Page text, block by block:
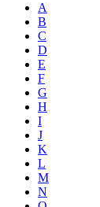
A
B
C
D
E
F
G
H
I
J
K
L
M
N